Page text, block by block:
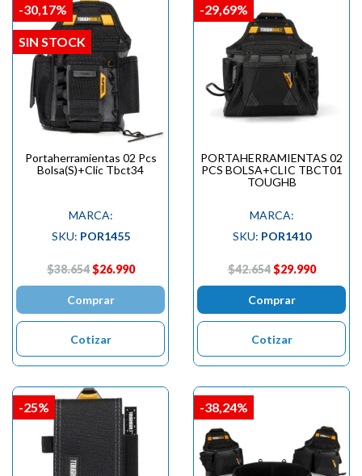
Portaherramientas 02 Pcs
Bolsa(S)+Clic Tbct34
MARCA:
SKU: POR1455
$38.654 $26.990
Comprar
Cotizar
-30,17%
SIN STOCK
PORTAHERRAMIENTAS 02
PCS BOLSA+CLIC TBCT01
TOUGHB
MARCA:
SKU: POR1410
$42.654 $29.990
Comprar
Cotizar
-29,69%
-25% -38,24%